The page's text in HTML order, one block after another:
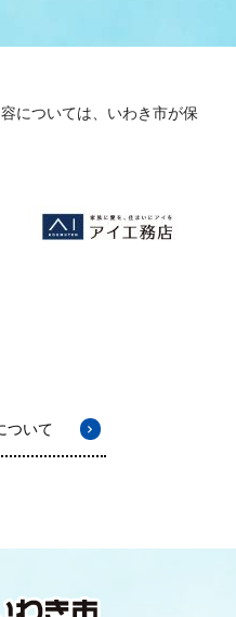
については、いわき市が保
ついて